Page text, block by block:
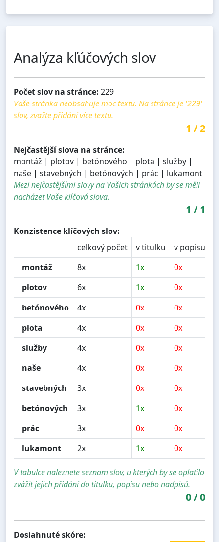
Analýza kľúčových slov
Počet slov na stránce: 229
Vaše stránka neobsahuje moc textu. Na stránce je '229'
slov, zvažte přidání více textu.
1 /2
Nejčastější slova na stránce:
montáž | plotov | betónového | plota | služby |
naše | stavebných | betónových | prác | lukamont
Mezi nejčastějšími slovy na Vašich stránkách by se měli
nacházet Vaše klíčová slova.
1 / 1
Konzistence klíčových slov:
celkový počet
v titulku v popisu
montáž
8x 1x 0x
plotov
6x 1x 0x
betónového
4x 0x 0x
plota
4x 0x 0x
služby
4x 0x 0x
naše
4x 0x 0x
stavebných
3x 0x 0x
betónových
3x 1x 0x
prác
3x 0x 0x
lukamont
2x 1x 0x
V tabulce naleznete seznam slov, u kterých by se oplatilo
zvážit jejich přidání do titulku, popisu nebo nadpisů.
0/0
Dosiahnuté skóre: